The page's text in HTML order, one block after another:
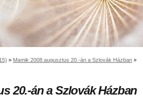
» Mamik 2008.augusztus 20.-án a Szlovák Házban »
20.-án a Szlovák Házban